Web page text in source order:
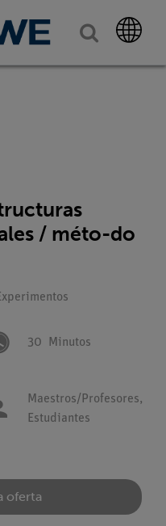
/ méto-do
30 Minutos
Maestros/Profesores,
Estudiantes
oferta